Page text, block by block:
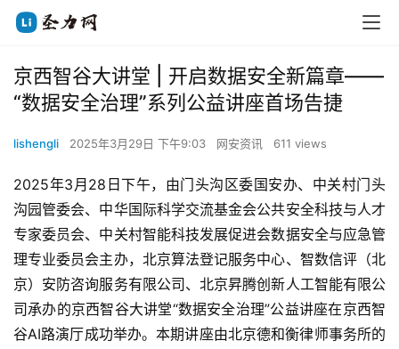
京西智谷大讲堂 | 开启数据安全新篇章——
“数据安全治理”系列公益讲座首场告捷
lishengli 2025年3月29日 下午9:03 网安资讯 611 views
2025年3月28日下午，由门头沟区委国安办、中关村门头
沟园管委会、中华国际科学交流基金会公共安全科技与人才
专家委员会、中关村智能科技发展促进会数据安全与应急管
理专业委员会主办，北京算法登记服务中心、智数信评（北
京）安防咨询服务有限公司、北京昇腾创新人工智能有限公
司承办的京西智谷大讲堂“数据安全治理”公益讲座在京西智
谷AI路演厅成功举办。本期讲座由北京德和衡律师事务所的